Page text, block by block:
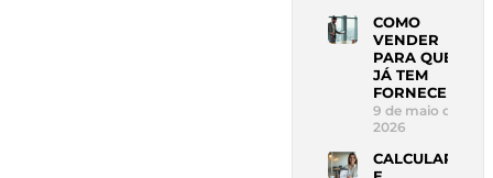
COMO
VENDER
PARA QUEM
JÁ TEM
FORNECEDOR
9 de maio de
2026
CALCULAR